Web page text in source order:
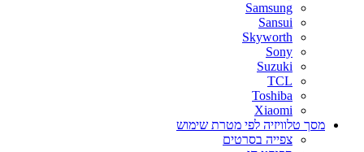
Samsung
Sansui
Skyworth
Sony
Suzuki
TCL
Toshiba
Xiaomi
מסך טלוויזיה לפי מטרת שימוש
צפייה בסרטים